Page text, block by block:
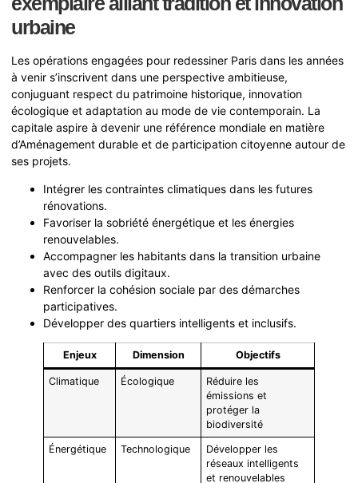
urbaine
Les opérations engagées pour redessiner Paris dans les années
à venir s’inscrivent dans une perspective ambitieuse,
conjuguant respect du patrimoine historique, innovation
écologique et adaptation au mode de vie contemporain. La
capitale aspire à devenir une référence mondiale en matière
d’Aménagement durable et de participation citoyenne autour de
ses projets.
Intégrer les contraintes climatiques dans les futures
rénovations.
Favoriser la sobriété énergétique et les énergies
renouvelables.
Accompagner les habitants dans la transition urbaine
avec des outils digitaux.
Renforcer la cohésion sociale par des démarches
participatives.
Développer des quartiers intelligents et inclusifs.
Enjeux Dimension Objectifs
Climatique Écologique
Réduire les
émissions et
protéger la
biodiversité
Énergétique Technologique
Développer les
réseaux intelligents
et renouvelables